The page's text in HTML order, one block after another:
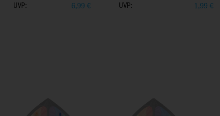
UVP: 6,99 € UVP: 1,99 €